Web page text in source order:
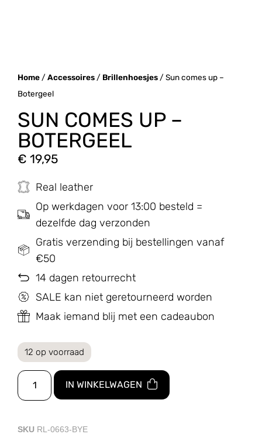
Home/ Accessoires/ Brillenhoesjes/ Sun comes up –
Botergeel
SUN COMES UP –
BOTERGEEL
€ 19,95
Real leather
Op werkdagen voor 13:00 besteld =
dezelfde dag verzonden
Gratis verzending bij bestellingen vanaf
€50
14 dagen retourrecht
SALE kan niet geretourneerd worden
Maak iemand blij met een cadeaubon
12 op voorraad
IN WINKELWAGEN
SKU RL-0663-BYE